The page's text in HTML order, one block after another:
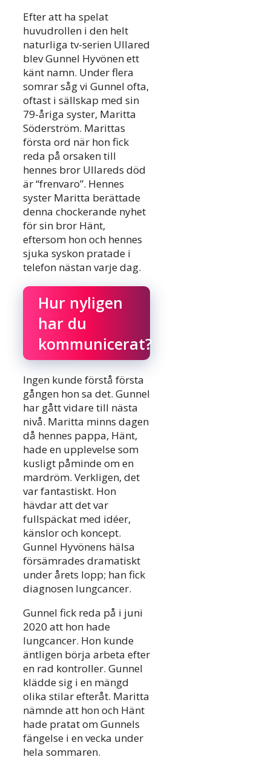
Efter att ha spelat
huvudrollen i den helt
naturliga tv-serien Ullared
blev Gunnel Hyvönen ett
känt namn. Under flera
somrar såg vi Gunnel ofta,
oftast i sällskap med sin
79-åriga syster, Maritta
Söderström. Marittas
första ord när hon fick
reda på orsaken till
hennes bror Ullareds död
är “frenvaro”. Hennes
syster Maritta berättade
denna chockerande nyhet
för sin bror Hänt,
eftersom hon och hennes
sjuka syskon pratade i
telefon nästan varje dag.
Hur nyligen
har du
kommunicerat?
Ingen kunde förstå första
gången hon sa det. Gunnel
har gått vidare till nästa
nivå. Maritta minns dagen
då hennes pappa, Hänt,
hade en upplevelse som
kusligt påminde om en
mardröm. Verkligen, det
var fantastiskt. Hon
hävdar att det var
fullspäckat med idéer,
känslor och koncept.
Gunnel Hyvönens hälsa
försämrades dramatiskt
under årets lopp; han fick
diagnosen lungcancer.
Gunnel fick reda på i juni
2020 att hon hade
lungcancer. Hon kunde
äntligen börja arbeta efter
en rad kontroller. Gunnel
klädde sig i en mängd
olika stilar efteråt. Maritta
nämnde att hon och Hänt
hade pratat om Gunnels
fängelse i en vecka under
hela sommaren.